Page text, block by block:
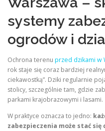
systemy
ogrodów i
Ochrona terenu przed dzikami w
rok staje się coraz bardziej
ciekawostką”. Dziki regularnie
stolicy, szczególnie tam, gdzie
parkami krajobrazowymi i lasami.
W praktyce oznacza to jedno:
zabezpieczenia może stać się